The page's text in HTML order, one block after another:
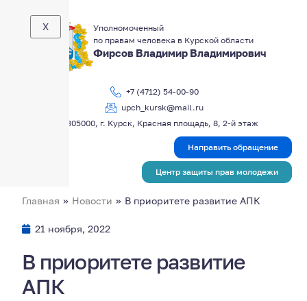
Уполномоченный
по правам человека в Курской области
Фирсов Владимир Владимирович
+7 (4712) 54-00-90
upch_kursk@mail.ru
305000, г. Курск, Красная площадь, 8, 2-й этаж
X
Направить обращение
Центр защиты прав молодежи
Главная » Новости » В приоритете развитие АПК
21 ноября, 2022
В приоритете развитие
АПК